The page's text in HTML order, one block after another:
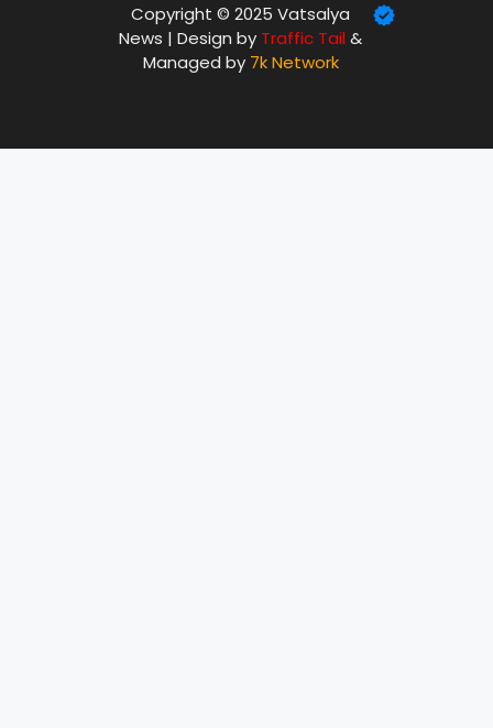
Copyright © 2025 Vatsalya
News | Design by Traffic Tail&
Managed by 7k Network